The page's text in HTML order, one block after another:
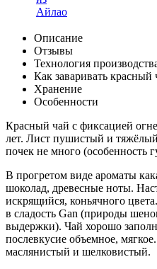
Описание
Отзывы
Технология
Как заваривать красный
Хранение
Особенности
Красный чай с фиксацией
лет. Лист пушистый и
почек не много (особенность
В прогретом виде ароматы
шоколад, древесные ноты.
искрящийся, коньячного
в сладость Gan (природы
выдержки). Чай хорошо
послевкусие объемное,
маслянистый и шелковистый.